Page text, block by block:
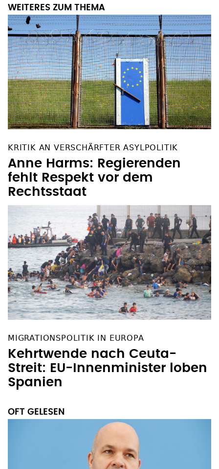
WEITERES ZUM THEMA
KRITIK AN VERSCHÄRFTER ASYLPOLITIK
Anne Harms: Regierenden
fehlt Respekt vor dem
Rechtsstaat
MIGRATIONSPOLITIK IN EUROPA
Kehrtwende nach Ceuta-
Streit: EU-Innenminister loben
Spanien
OFT GELESEN